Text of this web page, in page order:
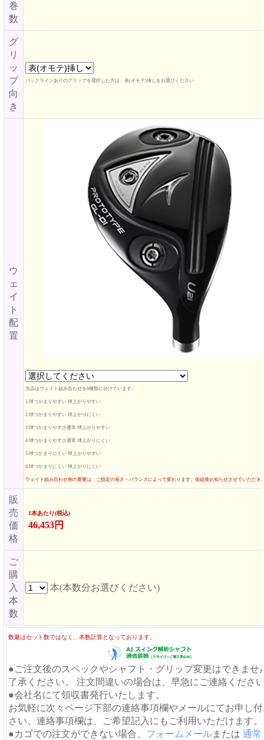
巻
数
グ
リ
ッ
プ
向
き
バックラインありのグリップを選択した方は、表(オモテ)挿しをお選びください
ウ
ェ
イ
ト
配
置
当店はウェイト組み合わせを6種類に分けています。
1:球つかまりやすい 球上がりやすい
2:球つかまりやすい 球上がりにくい
3:球つかまりやすさ通常 球上がりやすい
4:球つかまりやすさ通常 球上がりにくい
5:球つかまりにくい 球上がりやすい
6:球つかまりにくい 球上がりにくい
ウェイト組み合わせ例の重量は、ご指定の長さ・バランスによって変わります。仮組後お知らせさせていただき
販
売
価
格
1本あたり(税込)
46,453円
ご
購
入
本
数
本(本数分お選びください)
数量はセット数ではなく、本数計算となっております。
●ご注文後のスペックやシャフト・グリップ変更はできませ
了承ください。 注文間違いの場合は、早急にご連絡くださ
●会社名にて領収書発行いたします。
お気軽に次々ページ下部の連絡事項欄やメールにてお申し
さい。連絡事項欄は、ご希望記入にもご利用いただけます。
●カゴでの注文ができない場合、 フォームメールまたは 通常